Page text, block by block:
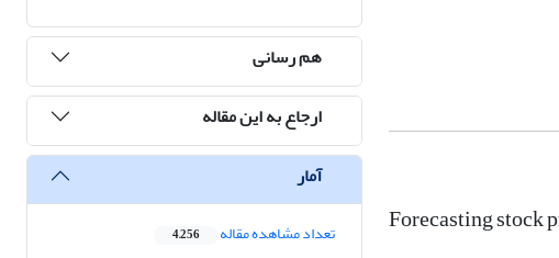
Forecasting stock
هم رسانی
ارجاع به این مقاله
آمار
تعداد مشاهده مقاله 4,256